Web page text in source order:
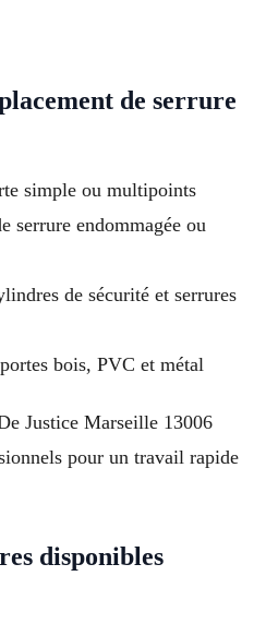
de serrure
simple ou multipoints
serrure endommagée ou
de sécurité et serrures
bois, PVC et métal
Justice Marseille 13006
pour un travail rapide
disponibles